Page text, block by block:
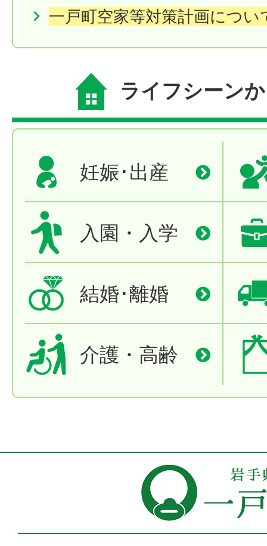
一戸町空家等対策計画につい
ライフシーン
妊娠･出産
入園・入学
結婚･離婚
介護・高齢